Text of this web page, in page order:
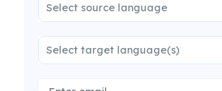
Select source language
Select target language(s)